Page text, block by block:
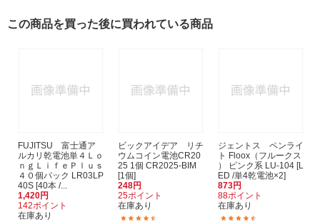
この商品を買った後に買われている商品
FUJITSU 富士通ア
ルカリ乾電池単４Ｌｏ
ｎｇＬｉｆｅＰｌｕｓ
４０個パック LR03LP
40S [40本 /...
1,420円
142ポイント
在庫あり
ビックアイデア リチ
ウムコイン電池CR20
25 1個 CR2025-BIM
[1個]
248円
25ポイント
在庫あり
ジェントス ペンライ
ト Floox（フルークス
） ピンク系 LU-104 [L
ED /単4乾電池×2]
873円
88ポイント
在庫あり